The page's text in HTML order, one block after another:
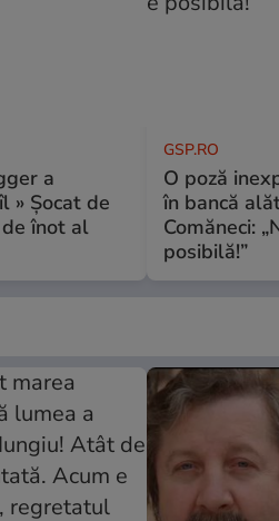
a
» Șocat de
înot al
GSP.RO
O poză
în bancă
Comăneci:
posibilă!”